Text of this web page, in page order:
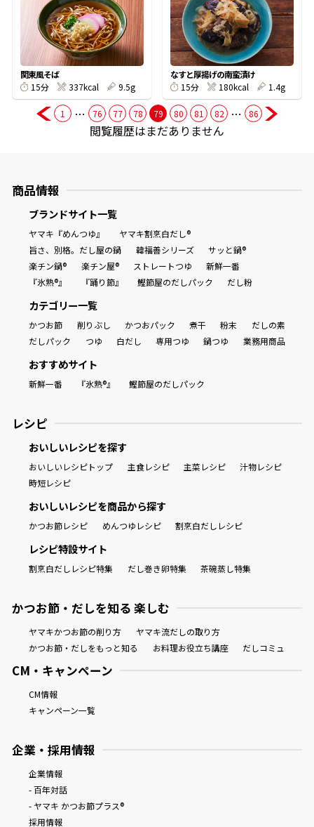
新鮮一番
氷熟®︎
だしパック
関東風そば
15分
337kcal 9.5g
なすと厚揚げの南蛮漬け
15分
180kcal 1.4g
1 … 76 77 78 79 80 81 82 … 86
閲覧履歴はまだありません
商品情報
ブランドサイト一覧
ヤマキ『めんつゆ』
ヤマキ割烹白だし®
旨さ、別格。だし屋の鍋
韓福善シリーズ
サッと鍋®
楽チン鍋®
楽チン屋® ストレートつゆ
新鮮一番
『氷熟®』
『踊り節』 鰹節屋のだしパック だし粉
カテゴリー一覧
かつお節 削りぶし かつおパック 煮干 粉末
だしの素
だしパック
つゆ 白だし 専用つゆ 鍋つゆ 業務用商品
おすすめサイト
新鮮一番 『氷熟®』 鰹節屋のだしパック
レシピ
おいしいレシピを探す
おいしいレシピトップ 主食レシピ 主菜レシピ
汁物レシピ
時短レシピ
おいしいレシピを商品から探す
かつお節レシピ めんつゆレシピ 割烹白だしレシピ
レシピ特設サイト
割烹白だしレシピ特集 だし巻き卵特集 茶碗蒸し特集
かつお節・だしを知る 楽しむ
ヤマキかつお節の削り方
ヤマキ流だしの取り方
かつお節・だしをもっと知る
お料理お役立ち講座 だしコミュ
CM・キャンペーン
CM情報
キャンペーン一覧
企業・採用情報
企業情報
- 百年対話
- ヤマキ かつお節プラス®
採用情報